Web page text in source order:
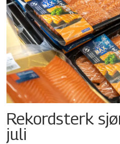
Rekordsterk
juli